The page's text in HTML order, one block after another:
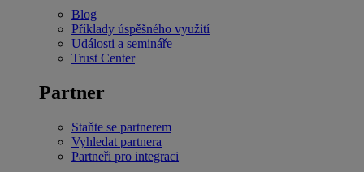
Blog
Příklady úspěšného využití
Události a semináře
Trust Center
Partner
Staňte se partnerem
Vyhledat partnera
Partneři pro integraci